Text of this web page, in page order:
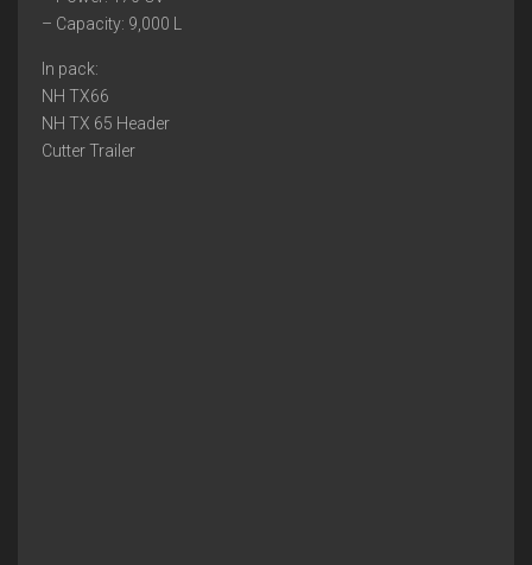
– Capacity: 9,000 L
In pack:
NH TX66
NH TX 65 Header
Cutter Trailer